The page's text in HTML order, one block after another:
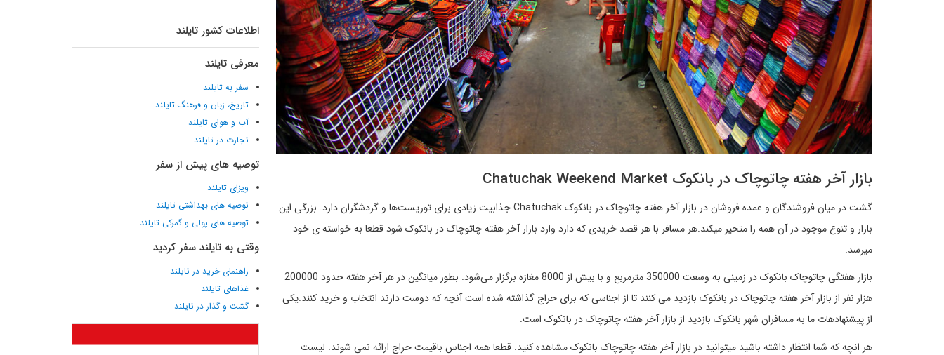
بازار آخر هفته چاتوچاک در بانکوک Chatuchak Weekend Market
گشت در میان فروشندگان و عمده فروشان در بازار آخر هفته چاتوچاک در بانکوک Chatuchak جذابیت زیادی برای توریست‌ها و گردشگران دارد. بزرگی این
بازار و تنوع موجود در آن همه را متحیر میکند.هر مسافر با هر قصد خریدی که دارد وارد بازار آخر هفته چاتوچاک در بانکوک شود قطعا به خواسته ی خود
میرسد.
بازار هفتگی چاتوچاک بانکوک در زمینی به وسعت 350000 مترمربع و با بیش از 8000 مغازه برگزار می‌شود. بطور میانگین در هر آخر هفته حدود 200000
هزار نفر از بازار آخر هفته چاتوچاک در بانکوک بازدید می کنند تا از اجناسی که برای حراج گذاشته شده است آنچه که دوست دارند انتخاب و خرید کنند.یکی
از پیشنهادهات ما به مسافران شهر بانکوک بازدید از بازار آخر هفته چاتوچاک در بانکوک است.
هر انچه که شما انتظار داشته باشید میتوانید در بازار آخر هفته چاتوچاک بانکوک مشاهده کنید. قطعا همه اجناس باقیمت حراج ارائه نمی شوند. لیست
اطلاعات کشور تایلند
معرفی تایلند
سفر به تایلند
تاریخ، زبان و فرهنگ تایلند
آب و هوای تایلند
تجارت در تایلند
توصیه های پیش از سفر
ویزای تایلند
توصیه های بهداشتی تایلند
توصیه های پولی و گمرکی تایلند
وقتی به تایلند سفر کردید
راهنمای خرید در تایلند
غذاهای تایلند
گشت و گذار در تایلند